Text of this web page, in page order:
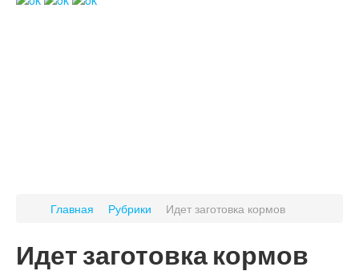
Главная Рубрики Идет заготовка кормов
Идет заготовка кормов